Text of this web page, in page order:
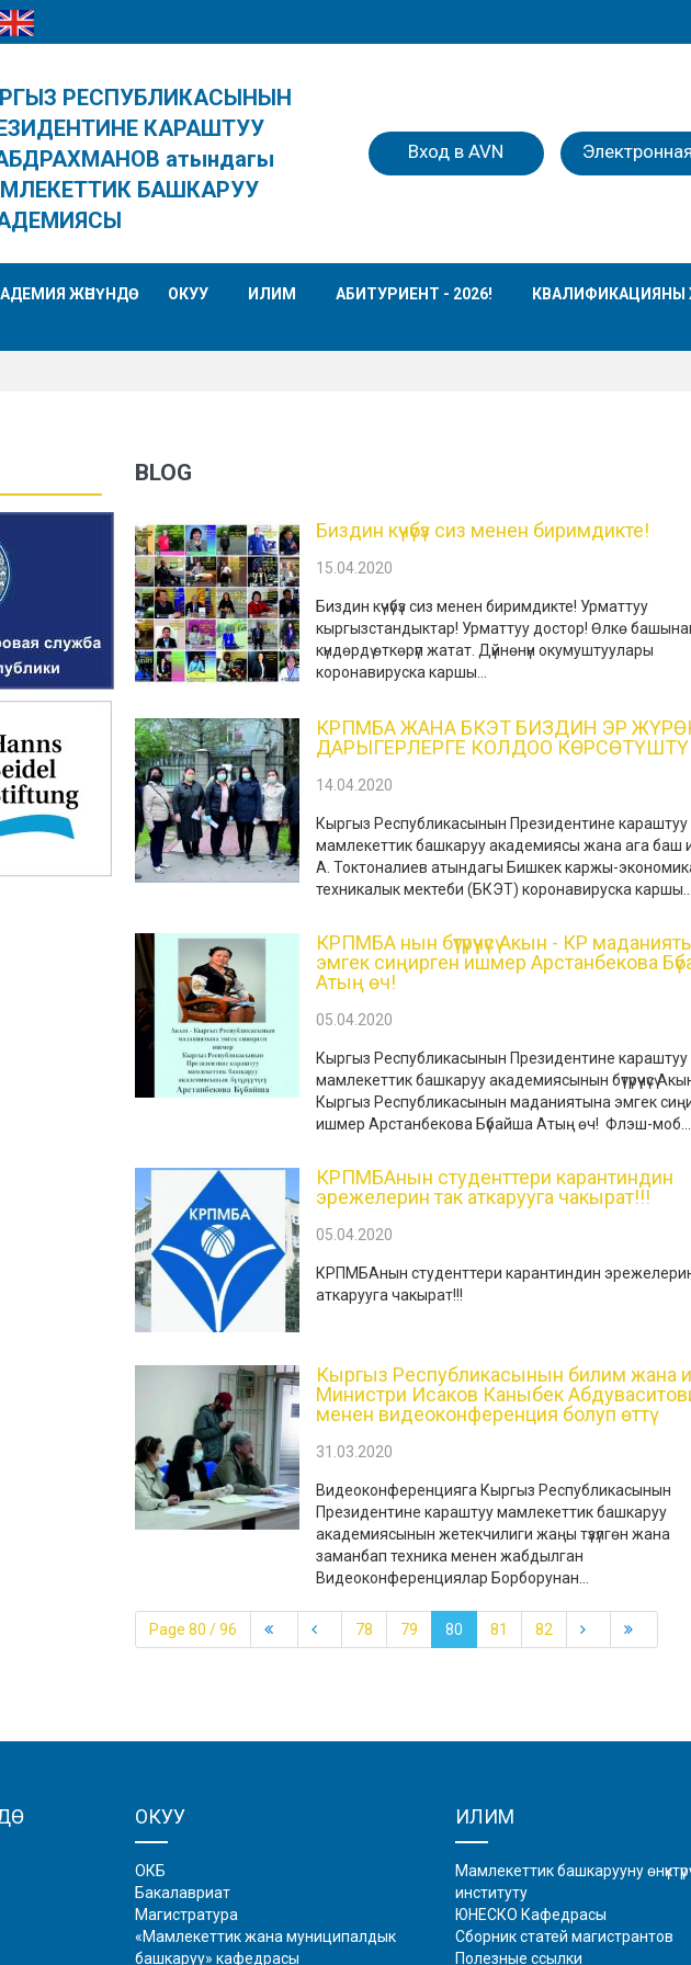
РЕСПУБЛИКАСЫНЫН
КАРАШТУУ
атындагы
БАШКАРУУ
Вход в AVN
ЖӨНҮНДӨ ОКУУ ИЛИМ АБИТУРИЕНТ - 2026! КВАЛИФИКАЦИЯНЫ
BLOG
Биздин күчүбүз сиз менен биримдикте!
15.04.2020
Биздин күчүбүз сиз менен биримдикте! Урматтуу
кыргызстандыктар! Урматтуу достор! Өлкө
күндөрдү өткөрүп жатат. Дүйнөнүн окумуштуулары
коронавируска каршы...
КРПМБА ЖАНА БКЭТ БИЗДИН ЭР
ДАРЫГЕРЛЕРГЕ КОЛДОО КӨРСӨТҮШТҮ
14.04.2020
Кыргыз Республикасынын Президентине караштуу
мамлекеттик башкаруу академиясы жана ага баш
А. Токтоналиев атындагы Бишкек каржы-
техникалык мектеби (БКЭТ) коронавируска каршы...
КРПМБА нын бүтүрүүчүсү Акын - КР
эмгек сиңирген ишмер Арстанбекова
Атың өч!
05.04.2020
Кыргыз Республикасынын Президентине караштуу
мамлекеттик башкаруу академиясынын бүтүрүүчүсү
Кыргыз Республикасынын маданиятына эмгек
ишмер Арстанбекова Бүбайша Атың өч! Флэш-моб...
КРПМБАнын студенттери карантиндин
эрежелерин так аткарууга чакырат!!!
05.04.2020
КРПМБАнын студенттери карантиндин
аткарууга чакырат!!!
Кыргыз Республикасынын билим жана
Министри Исаков Каныбек
менен видеоконференция болуп өттү
31.03.2020
Видеоконференцияга Кыргыз Республикасынын
Президентине караштуу мамлекеттик башкаруу
академиясынын жетекчилиги жаңы түзүлгөн жана
заманбап техника менен жабдылган
Видеоконференциялар Борборунан...
Page 80 / 96 78 79 80 81 82
ОКУУ
ОКБ
Бакалавриат
Магистратура
«Мамлекеттик жана муниципалдык
башкаруу» кафедрасы
ИЛИМ
Мамлекеттик башкарууну өнүктүрүү
институту
ЮНЕСКО Кафедрасы
Сборник статей магистрантов
Полезные ссылки